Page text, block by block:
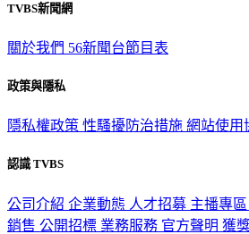
TVBS新聞網
關於我們 56新聞台節目表
政策與隱私
隱私權政策 性騷擾防治措施 網站使用
認識 TVBS
公司介紹 企業動態 人才招募 主播專區
銷售 公開招標 業務服務 官方聲明 獲